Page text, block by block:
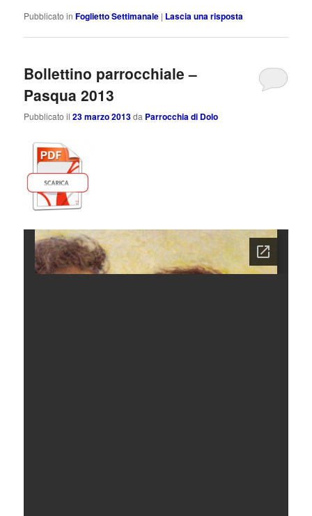
Pubblicato in Foglietto Settimanale | Lascia una risposta
Bollettino parrocchiale –
Pasqua 2013
Pubblicato il23 marzo 2013da Parrocchia di Dolo